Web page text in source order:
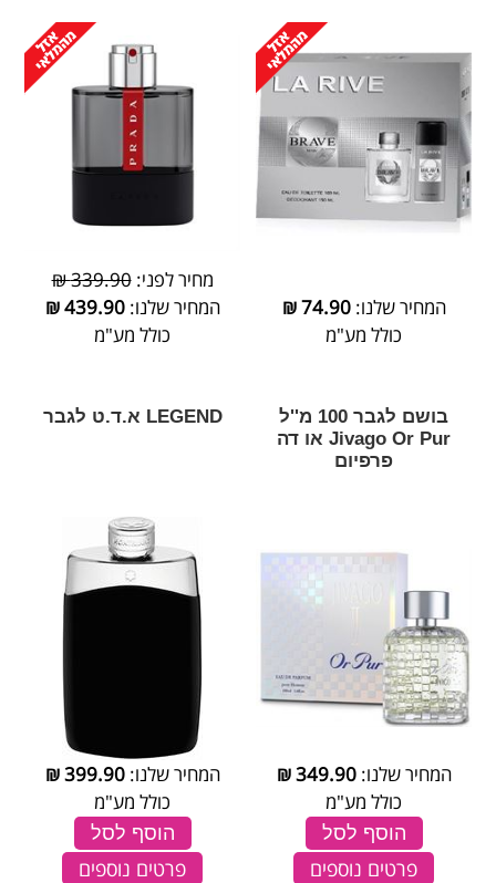
המחיר שלנו:74.90
₪
כולל מע"מ
מחיר לפני:339.90 ₪
המחיר שלנו:439.90
₪
כולל מע"מ
בושם לגבר 100 מ''ל
Jivago Or Pur או דה
פרפיום
המחיר שלנו:349.90
₪
כולל מע"מ
הוסף לסל
פרטים נוספים
LEGEND א.ד.ט לגבר
המחיר שלנו:399.90
₪
כולל מע"מ
הוסף לסל
פרטים נוספים